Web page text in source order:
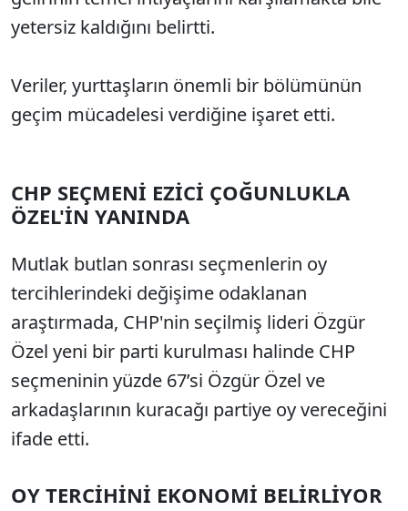
yetersiz kaldığını belirtti.
Veriler, yurttaşların önemli bir bölümünün
geçim mücadelesi verdiğine işaret etti.
CHP SEÇMENİ EZİCİ ÇOĞUNLUKLA
ÖZEL'İN YANINDA
Mutlak butlan sonrası seçmenlerin oy
tercihlerindeki değişime odaklanan
araştırmada, CHP'nin seçilmiş lideri Özgür
Özel yeni bir parti kurulması halinde CHP
seçmeninin yüzde 67’si Özgür Özel ve
arkadaşlarının kuracağı partiye oy vereceğini
ifade etti.
OY TERCİHİNİ EKONOMİ BELİRLİYOR